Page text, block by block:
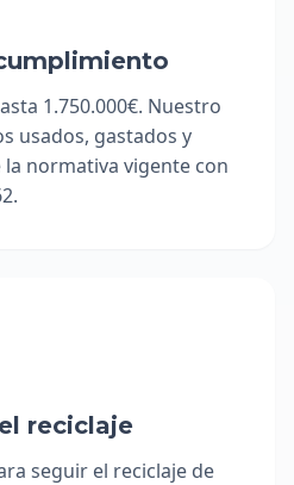
1.750.000€. Nuestro
usados, gastados y
normativa vigente con
reciclaje
seguir el reciclaje de